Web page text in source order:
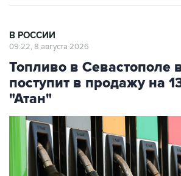
Топливо в Севастополе в
поступит в продажу на
"Атан"